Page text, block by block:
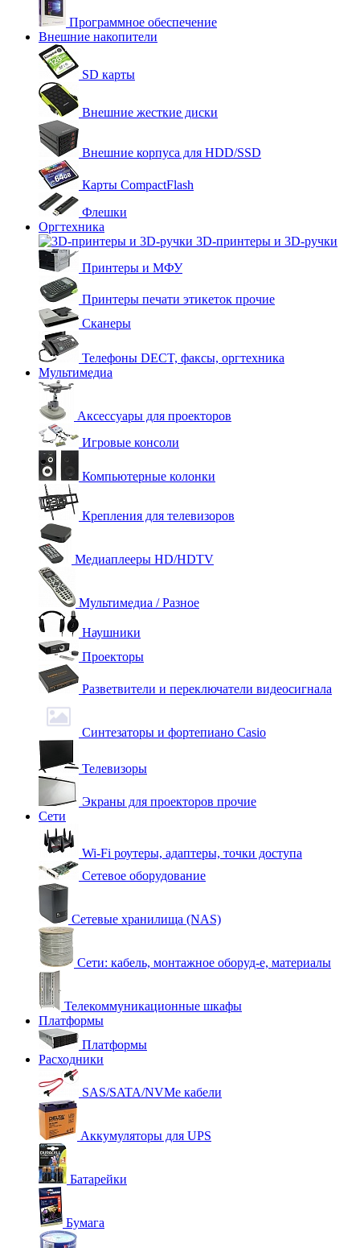
Программное обеспечение
Внешние накопители
SD карты
Внешние жесткие диски
Внешние корпуса для HDD/SSD
Карты CompactFlash
Флешки
Оргтехника
3D-принтеры и 3D-ручки
Принтеры и МФУ
Принтеры печати этикеток прочие
Сканеры
Телефоны DECT, факсы, оргтехника
Мультимедиа
Аксессуары для проекторов
Игровые консоли
Компьютерные колонки
Крепления для телевизоров
Медиаплееры HD/HDTV
Мультимедиа / Разное
Наушники
Проекторы
Разветвители и переключатели видеосигнала
Синтезаторы и фортепиано Casio
Телевизоры
Экраны для проекторов прочие
Сети
Wi-Fi роутеры, адаптеры, точки доступа
Сетевое оборудование
Сетевые хранилища (NAS)
Сети: кабель, монтажное оборуд-е, материалы
Телекоммуникационные шкафы
Платформы
Платформы
Расходники
SAS/SATA/NVMe кабели
Аккумуляторы для UPS
Батарейки
Бумага